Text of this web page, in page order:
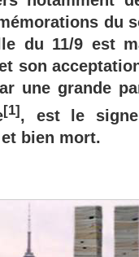
du
du 11/9 est
son
une grande
[1], est le
bien mort.